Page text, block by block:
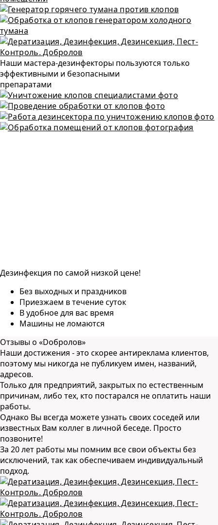
Наши мастера-дезинфекторы пользуются только
эффективными и безопасными
препаратами
Дезинфекция по самой низкой цене!
Без выходных и праздников
Приезжаем в течение суток
В удобное для вас время
Машины не ломаются
Отзывы о «Dобролов»
Наши достижения - это скорее антиреклама клиентов,
поэтому мы никогда не публикуем имен, названий,
адресов.
Только для предприятий, закрытых по естественным
причинам, либо тех, кто постарался не оплатить наши
работы.
Однако Вы всегда можете узнать своих соседей или
известных Вам коллег в личной беседе. Просто
позвоните!
За 20 лет работы мы помним все свои объекты без
исключений, так как обеспечиваем индивидуальный
подход.